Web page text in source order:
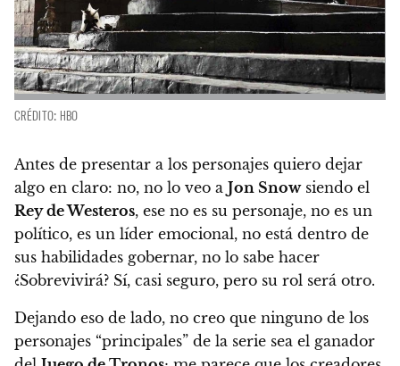
CRÉDITO: HBO
Antes de presentar a los personajes quiero dejar
algo en claro: no, no lo veo a Jon Snowsiendo el
Rey de Westeros, ese no es su personaje, no es un
político, es un líder emocional, no está dentro de
sus habilidades gobernar, no lo sabe hacer
¿Sobrevivirá? Sí, casi seguro, pero su rol será otro.
Dejando eso de lado, no creo que ninguno de los
personajes “principales” de la serie sea el ganador